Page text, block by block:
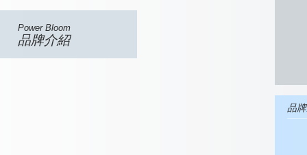
Power Bloom
品牌介紹
品